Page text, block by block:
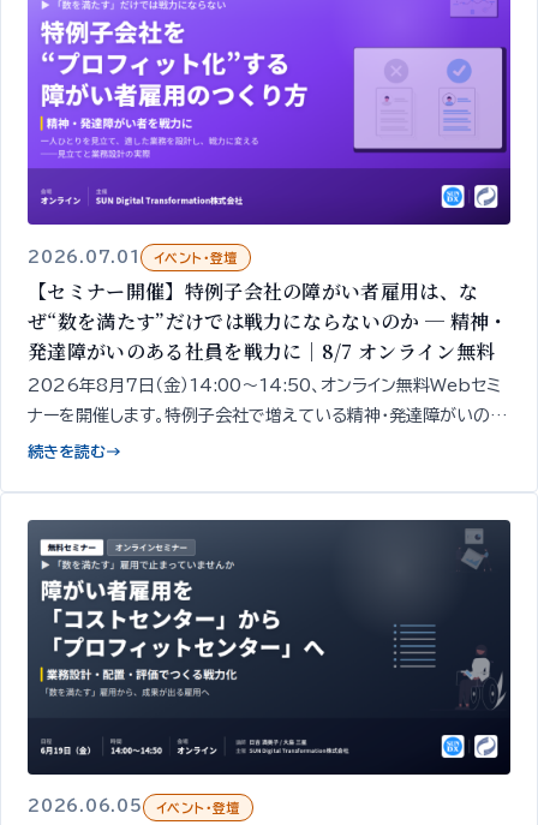
2026.07.01 イベント・登壇
【セミナー開催】特例子会社の障がい者雇用は、な
ぜ“数を満たす”だけでは戦力にならないのか ─ 精神・
発達障がいのある社員を戦力に｜8/7 オンライン無料
2026年8月7日（金）14:00〜14:50、オンライン無料Webセミ
ナーを開催します。特例子会社で増えている精神・発達障がいのあ
る社員を「戦力」に変え、特例子会社を“プロフィット化”するための
続きを読む→
2026.06.05 イベント・登壇